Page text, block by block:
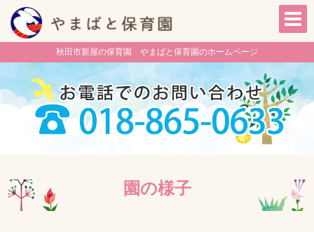
秋田市新屋の保育園 やまばと保育園のホームページ
園の様子